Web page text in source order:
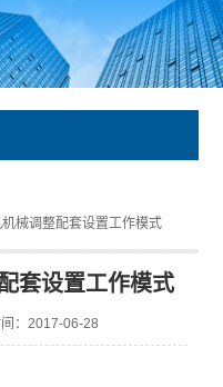
械调整配套设置工作模式
套设置工作模式
：2017-06-28